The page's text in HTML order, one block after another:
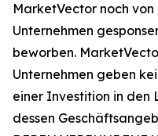
MarketVector noch
Unternehmen
beworben.
Unternehmen geben
einer Investition in den
dessen